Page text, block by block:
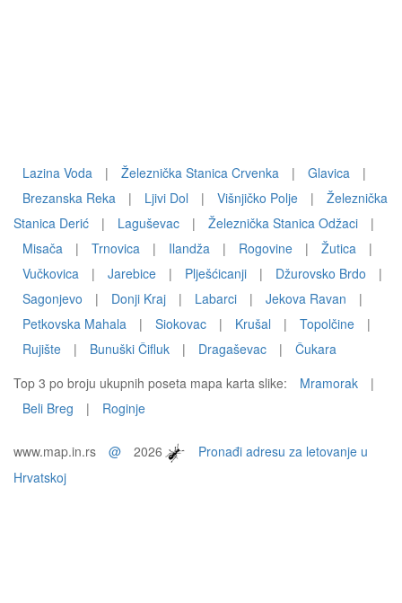
Lazina Voda | Železnička Stanica Crvenka | Glavica
|
Brezanska Reka
| Ljivi Dol | Višnjičko Polje |
Železnička
Stanica Derić
| Laguševac | Železnička Stanica Odžaci
|
Misača
| Trnovica | Ilandža | Rogovine | Žutica
|
Vučkovica
| Jarebice | Plješćicanji | Džurovsko Brdo
|
Sagonjevo
| Donji Kraj | Labarci | Jekova Ravan
|
Petkovska Mahala
| Siokovac | Krušal | Topolčine
|
Rujište
| Bunuški Čifluk | Dragaševac |
Čukara
Top 3 po broju ukupnih poseta mapa karta slike:
Mramorak
|
Beli Breg
| Roginje
www.map.in.rs @ 2026
Pronađi adresu za letovanje u
Hrvatskoj